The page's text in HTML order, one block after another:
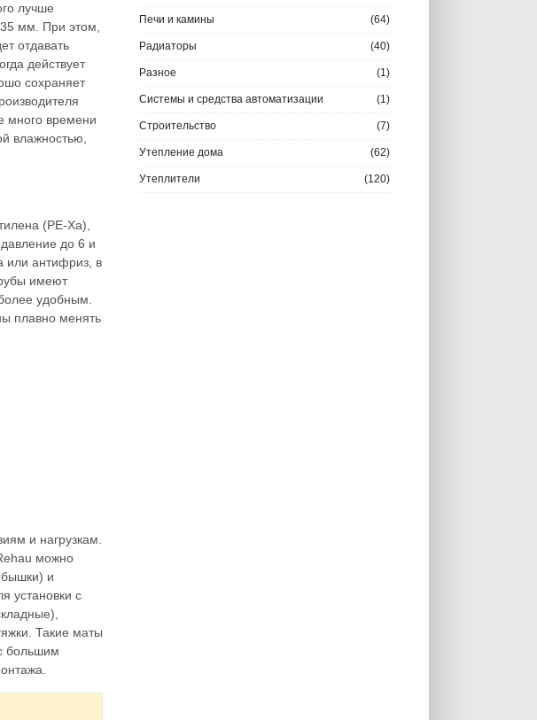
лучше
мм. При этом,
отдавать
действует
сохраняет
много времени
влажностью,
(PE-Xa),
до 6 и
или антифриз, в
имеют
удобным.
плавно менять
и нагрузкам.
можно
и
установки с
Такие маты
большим
Печи и камины (64)
Радиаторы (40)
Разное (1)
Системы и средства автоматизации (1)
Строительство (7)
Утепление дома (62)
Утеплители (120)